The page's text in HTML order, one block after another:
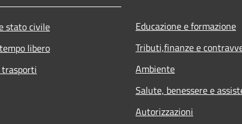
stato civile
libero
Educazione e formazione
Tributi,finanze e
Ambiente
Salute, benessere e
Autorizzazioni